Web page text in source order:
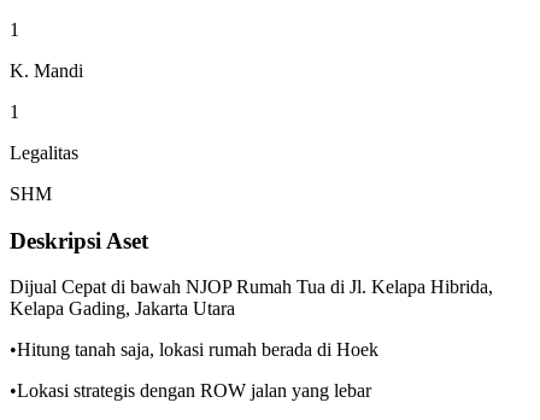
1
K. Mandi
1
Legalitas
SHM
Deskripsi Aset
Dijual Cepat di bawah NJOP Rumah Tua di Jl. Kelapa Hibrida,
Kelapa Gading, Jakarta Utara
•Hitung tanah saja, lokasi rumah berada di Hoek
•Lokasi strategis dengan ROW jalan yang lebar